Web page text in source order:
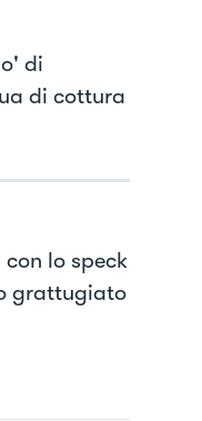
di
di cottura
lo speck
grattugiato